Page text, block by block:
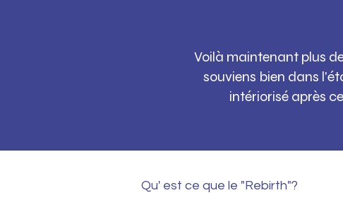
Voilà maintenant plus
souviens bien dans
intériorisé après
Qu' est ce que le "Rebirth"?